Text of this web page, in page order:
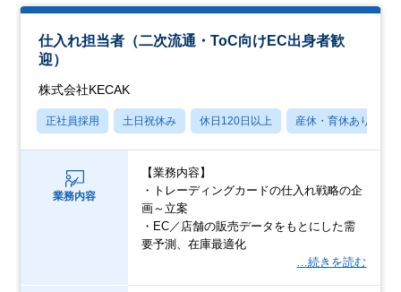
仕入れ担当者（二次流通・ToC向けEC出身者歓
迎）
株式会社KECAK
正社員採用 土日祝休み 休日120日以上 産休・育休あり
業務内容
【業務内容】
・トレーディングカードの仕入れ戦略の企
画～立案
・EC／店舗の販売データをもとにした需
要予測、在庫最適化
…続きを読む